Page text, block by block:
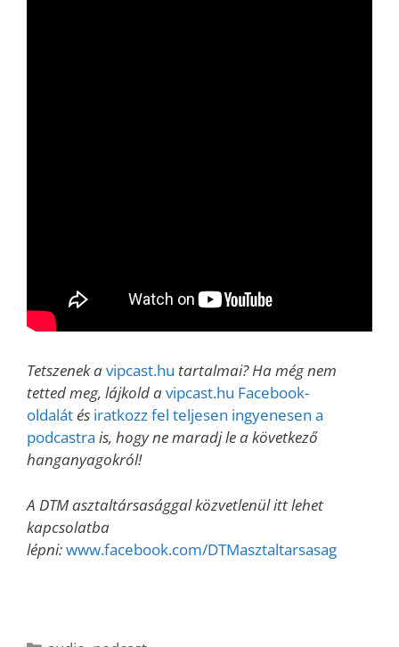
Tetszenek avipcast.hu tartalmai? Ha még nem
tetted meg, lájkold avipcast.hu Facebook-
oldalátés iratkozz fel teljesen ingyenesen a
podcastra is, hogy ne maradj le a következő
hanganyagokról!
A DTM asztaltársasággal közvetlenül itt lehet
kapcsolatba
lépni:www.facebook.com/DTMasztaltarsasag